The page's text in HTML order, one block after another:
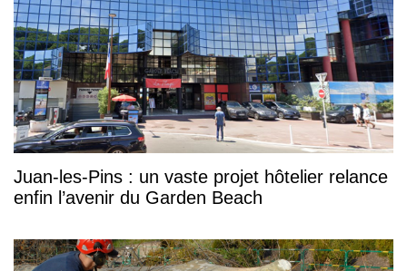
Juan-les-Pins : un vaste projet hôtelier relance
enfin l’avenir du Garden Beach